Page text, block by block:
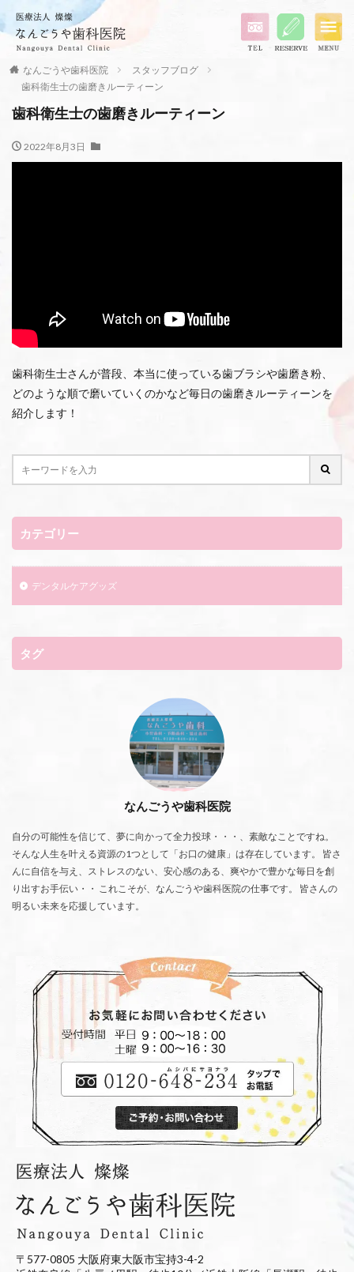
なんごうや歯科医院
スタッフブログ
歯科衛生士の歯磨きルーティーン
歯科衛生士の歯磨きルーティーン
2022年8月3日
歯科衛生士さんが普段、本当に使っている歯ブラシや歯磨き粉、
どのような順で磨いていくのかなど毎日の歯磨きルーティーンを
紹介します！
カテゴリー
デンタルケアグッズ
タグ
なんごうや歯科医院
自分の可能性を信じて、夢に向かって全力投球・・・、素敵なことですね。
そんな人生を叶える資源の1つとして「お口の健康」は存在しています。 皆さ
んに自信を与え、ストレスのない、安心感のある、爽やかで豊かな毎日を創
り出すお手伝い・・ これこそが、なんごうや歯科医院の仕事です。 皆さんの
明るい未来を応援しています。
〒577-0805 大阪府東大阪市宝持3-4-2